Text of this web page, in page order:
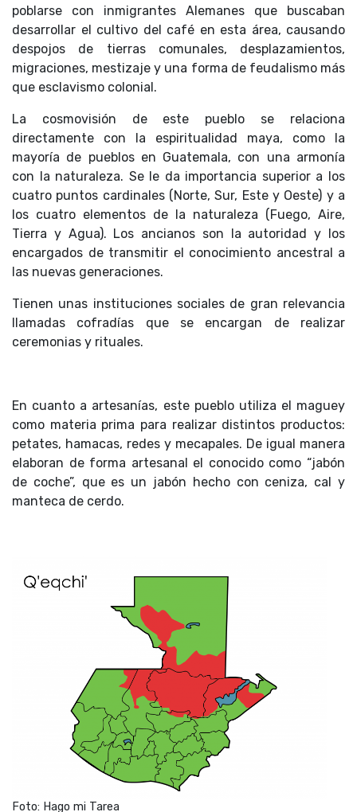
poblarse con inmigrantes Alemanes que buscaban
desarrollar el cultivo del café en esta área, causando
despojos de tierras comunales, desplazamientos,
migraciones, mestizaje y una forma de feudalismo más
que esclavismo colonial.
La cosmovisión de este pueblo se relaciona
directamente con la espiritualidad maya, como la
mayoría de pueblos en Guatemala, con una armonía
con la naturaleza. Se le da importancia superior a los
cuatro puntos cardinales (Norte, Sur, Este y Oeste) y a
los cuatro elementos de la naturaleza (Fuego, Aire,
Tierra y Agua). Los ancianos son la autoridad y los
encargados de transmitir el conocimiento ancestral a
las nuevas generaciones.
Tienen unas instituciones sociales de gran relevancia
llamadas cofradías que se encargan de realizar
ceremonias y rituales.
En cuanto a artesanías, este pueblo utiliza el maguey
como materia prima para realizar distintos productos:
petates, hamacas, redes y mecapales. De igual manera
elaboran de forma artesanal el conocido como “jabón
de coche”, que es un jabón hecho con ceniza, cal y
manteca de cerdo.
Foto: Hago mi Tarea